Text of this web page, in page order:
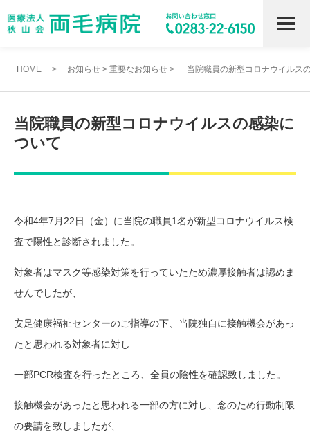
HOME > お知らせ > 重要なお知らせ > 当院職員の新型コロナウイルス
当院職員の新型コロナウイルスの感染に
ついて
令和4年7月22日（金）に当院の職員1名が新型コロナウイルス検
査で陽性と診断されました。
対象者はマスク等感染対策を行っていたため濃厚接触者は認めま
せんでしたが、
安足健康福祉センターのご指導の下、当院独自に接触機会があっ
たと思われる対象者に対し
一部PCR検査を行ったところ、全員の陰性を確認致しました。
接触機会があったと思われる一部の方に対し、念のため行動制限
の要請を致しましたが、